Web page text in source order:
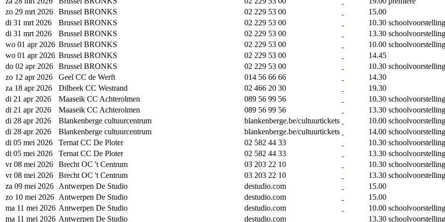
zo 29 mrt 2026
Brussel BRONKS 02 229 53 00
15.00
di 31 mrt 2026
Brussel BRONKS 02 229 53 00 10.30 schoolvoorstelling
di 31 mrt 2026
Brussel BRONKS 02 229 53 00 13.30 schoolvoorstelling
wo 01 apr 2026 Brussel BRONKS 02 229 53 00 10.00 schoolvoorstelling
wo 01 apr 2026 Brussel BRONKS 02 229 53 00
14.45
do 02 apr 2026
Brussel BRONKS 02 229 53 00 10.30 schoolvoorstelling
zo 12 apr 2026
Geel CC de Werft 014 56 66 66
14.30
za 18 apr 2026
Dilbeek CC Westrand 02 466 20 30
19.30
di 21 apr 2026
Maaseik CC Achterolmen 089 56 99 56 10.30 schoolvoorstelling
di 21 apr 2026
Maaseik CC Achterolmen 089 56 99 56 13.30 schoolvoorstelling
di 28 apr 2026
Blankenberge cultuurcentrum blankenberge.be/cultuurtickets 10.00 schoolvoorstelling
di 28 apr 2026
Blankenberge cultuurcentrum blankenberge.be/cultuurtickets 14.00 schoolvoorstelling
di 05 mei 2026
Ternat CC De Ploter 02 582 44 33 10.30 schoolvoorstelling
di 05 mei 2026
Ternat CC De Ploter 02 582 44 33 13.30 schoolvoorstelling
vr 08 mei 2026
Brecht OC 't Centrum 03 203 22 10 10.30 schoolvoorstelling
vr 08 mei 2026
Brecht OC 't Centrum 03 203 22 10 13.30 schoolvoorstelling
za 09 mei 2026 Antwerpen De Studio destudio.com
15.00
zo 10 mei 2026 Antwerpen De Studio destudio.com
15.00
ma 11 mei 2026 Antwerpen De Studio destudio.com 10.00 schoolvoorstelling
ma 11 mei 2026 Antwerpen De Studio destudio.com 13.30 schoolvoorstelling